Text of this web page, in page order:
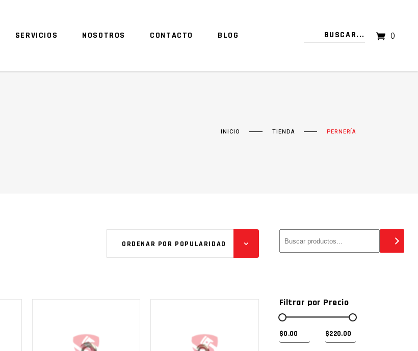
SERVICIOS NOSOTROS CONTACTO BLOG 0
TU CARRITO ESTÁ VACÍO.
INICIO TIENDA PERNERÍA
ORDENAR POR POPULARIDAD
AÑADIR AL
AÑADIR AL
Filtrar por Precio